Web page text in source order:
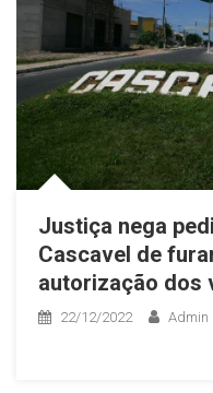
Justiça nega
Cascavel de
autorização dos
22/12/2022 Admin